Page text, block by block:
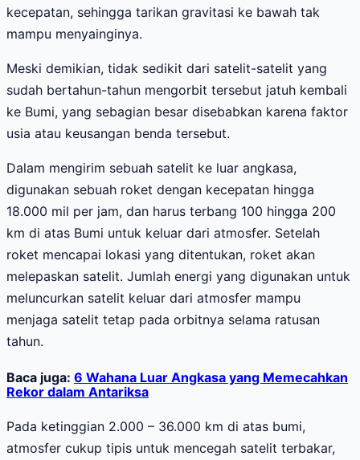
kecepatan, sehingga tarikan gravitasi ke bawah tak
mampu menyainginya.
Meski demikian, tidak sedikit dari satelit-satelit yang
sudah bertahun-tahun mengorbit tersebut jatuh kembali
ke Bumi, yang sebagian besar disebabkan karena faktor
usia atau keusangan benda tersebut.
Dalam mengirim sebuah satelit ke luar angkasa,
digunakan sebuah roket dengan kecepatan hingga
18.000 mil per jam, dan harus terbang 100 hingga 200
km di atas Bumi untuk keluar dari atmosfer. Setelah
roket mencapai lokasi yang ditentukan, roket akan
melepaskan satelit. Jumlah energi yang digunakan untuk
meluncurkan satelit keluar dari atmosfer mampu
menjaga satelit tetap pada orbitnya selama ratusan
tahun.
Baca juga: 6 Wahana Luar Angkasa yang Memecahkan
Rekor dalam Antariksa
Pada ketinggian 2.000 – 36.000 km di atas bumi,
atmosfer cukup tipis untuk mencegah satelit terbakar,